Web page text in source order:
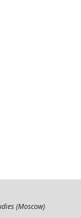
(Moscow)